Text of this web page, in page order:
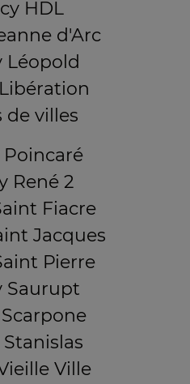
HDL
d'Arc
Léopold
de villes
Poincaré
René 2
Fiacre
Jacques
Pierre
Saurupt
Ville